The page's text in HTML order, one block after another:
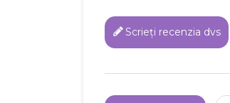
Scrieți recenzia dvs